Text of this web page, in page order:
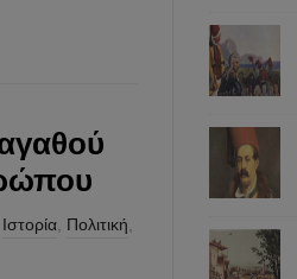
Ιστορία Πολιτική